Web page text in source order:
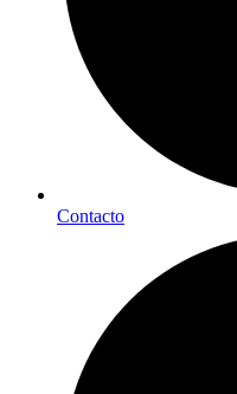
Contacto